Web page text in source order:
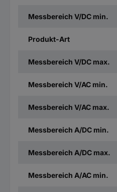
Messbereich V/DC min.
Produkt-Art
Messbereich V/DC max.
Messbereich V/AC min.
Messbereich V/AC max.
Messbereich A/DC min.
Messbereich A/DC max.
Messbereich A/AC min.